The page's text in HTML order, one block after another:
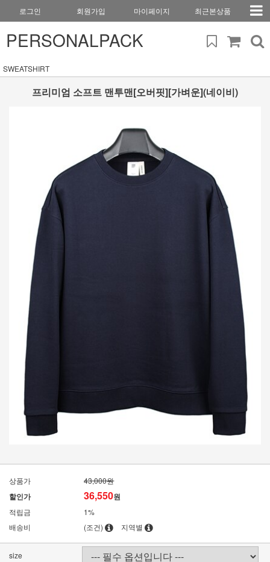
로그인 회원가입 마이페이지 최근본상품
PERSONALPACK
SWEATSHIRT
프리미엄 소프트 맨투맨[오버핏][가벼운](네이비)
상품가 43,000원
할인가 36,550원
적립금
1%
배송비
(조건) 지역별
size